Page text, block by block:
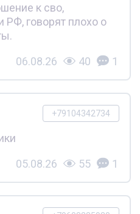
к сво,
говорят плохо о
06.08.26 40 1
+79104342734
05.08.26 55 1